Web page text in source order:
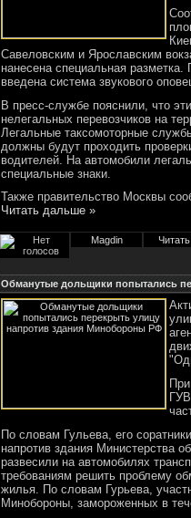
Савеловским и Ярославским
нанесена специальная
введена система звукового
В пресс-службе пояснили, что
нелегальных перевозчиков на
Легальные таксомоторные
должны будут проходить
водителей. На автомобили
специальные знаки.
Также правительство Москвы
Читать дальше »
Magdin
Обманутые дольщики попытались
По словам Гульева, его
напротив здания Министерства
развесили на автомобилях
требованиям решить проблему
жилья. По словам Гурьева,
Минобороны, замороженных в